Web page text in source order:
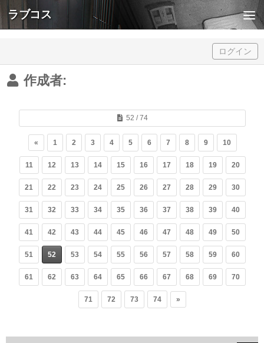
Skip to content
ラブコス
ログイン
作成者:
52 / 74
« 1 2 3 4 5 6 7 8 9 10
11 12 13 14 15 16 17 18 19 20
21 22 23 24 25 26 27 28 29 30
31 32 33 34 35 36 37 38 39 40
41 42 43 44 45 46 47 48 49 50
51 52 53 54 55 56 57 58 59 60
61 62 63 64 65 66 67 68 69 70
71 72 73 74 »